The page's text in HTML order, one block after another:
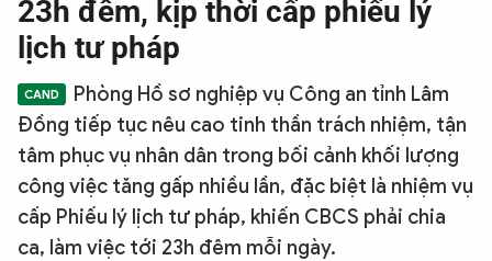
CHỐNG DIỄN BIẾN HÒA BÌNH
CÔNG AN TRONG LÒNG DÂN
XÃ HỘI
PHÁP LUẬT
23h đêm, kịp thời cấp phiếu lý
lịch tư pháp
Phòng Hồ sơ nghiệp vụ Công an tỉnh Lâm
Đồng tiếp tục nêu cao tinh thần trách nhiệm, tận
tâm phục vụ nhân dân trong bối cảnh khối lượng
công việc tăng gấp nhiều lần, đặc biệt là nhiệm vụ
cấp Phiếu lý lịch tư pháp, khiến CBCS phải chia
ca, làm việc tới 23h đêm mỗi ngày.